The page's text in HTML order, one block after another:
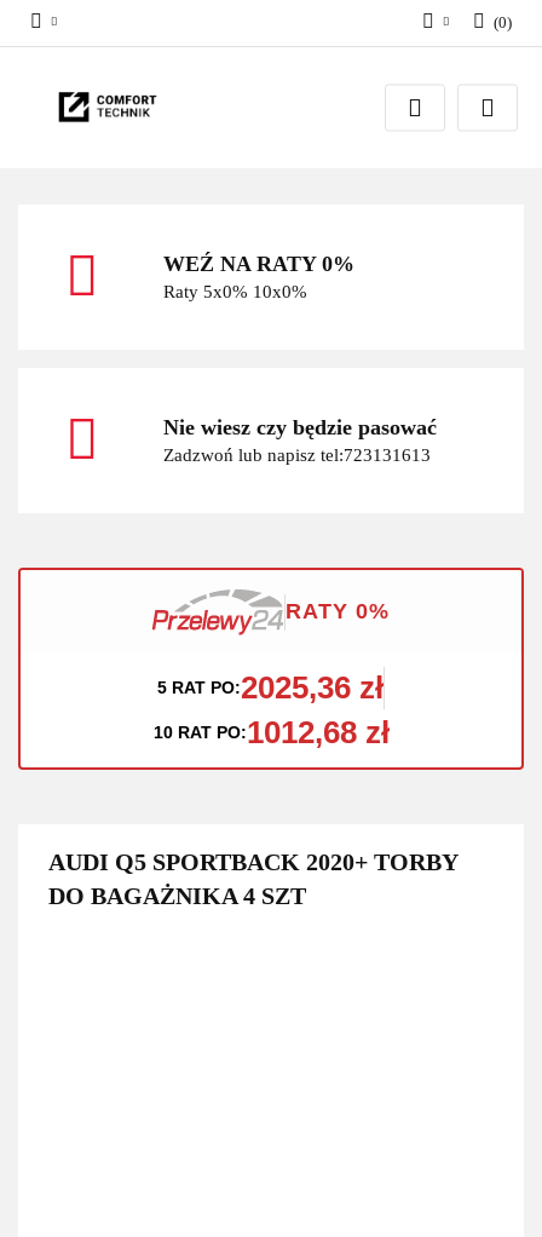
Zaloguj się
Zarejestruj się
(0)
WEŹ NA RATY 0%
Raty 5x0% 10x0%
Nie wiesz czy będzie pasować
Zadzwoń lub napisz tel:723131613
RATY 0%
5 RAT PO:2025,36 zł
10 RAT PO:1012,68 zł
AUDI Q5 SPORTBACK 2020+ TORBY
DO BAGAŻNIKA 4 SZT